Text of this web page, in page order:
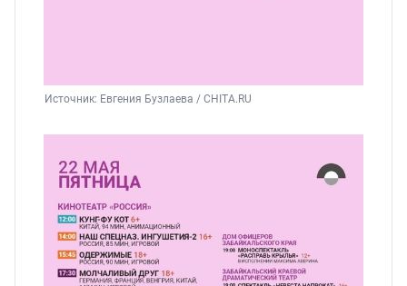
Источник: Евгения Бузлаева / CHITA.RU